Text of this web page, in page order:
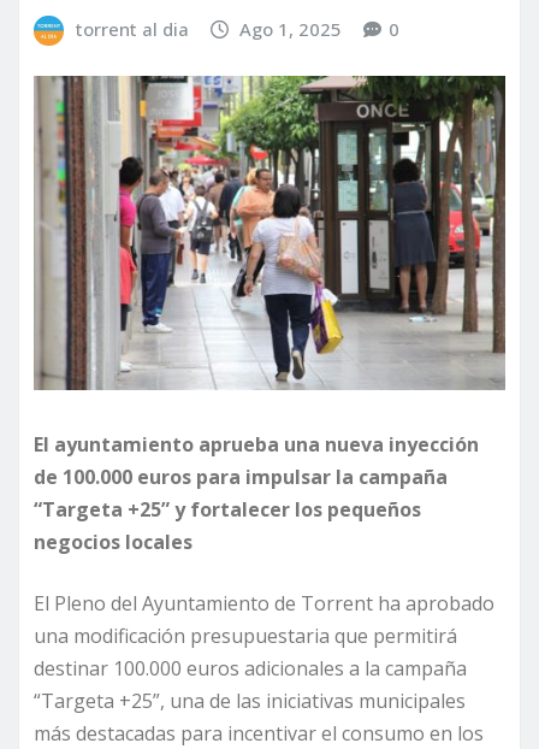
torrent al dia Ago 1, 2025 0
El ayuntamiento aprueba una nueva inyección
de 100.000 euros para impulsar la campaña
“Targeta +25” y fortalecer los pequeños
negocios locales
El Pleno del Ayuntamiento de Torrent ha aprobado
una modificación presupuestaria que permitirá
destinar 100.000 euros adicionales a la campaña
“Targeta +25”, una de las iniciativas municipales
más destacadas para incentivar el consumo en los